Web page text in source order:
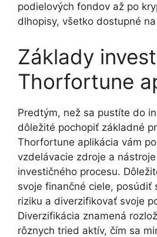
podielových fondov až po
dlhopisy, všetko dostupné
Základy
Thorfortune
Predtým, než sa pustíte do
dôležité pochopiť základné
Thorfortune aplikácia vám
vzdelávacie zdroje a
investičného procesu.
svoje finančné ciele, posúdiť
riziku a diverzifikovať svoje
Diverzifikácia znamená
rôznych tried aktív, čím sa